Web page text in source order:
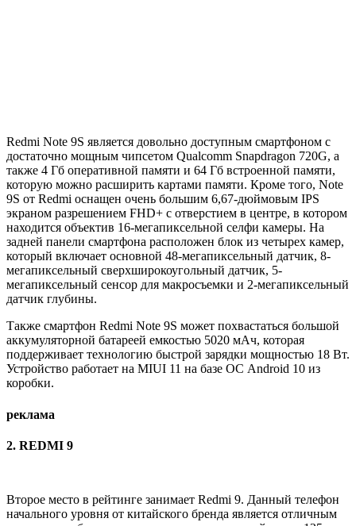
Redmi Note 9S является довольно доступным смартфоном с
достаточно мощным чипсетом Qualcomm Snapdragon 720G, а
также 4 Гб оперативной памяти и 64 Гб встроенной памяти,
которую можно расширить картами памяти. Кроме того, Note
9S от Redmi оснащен очень большим 6,67-дюймовым IPS
экраном разрешением FHD+ с отверстием в центре, в котором
находится объектив 16-мегапиксельной селфи камеры. На
задней панели смартфона расположен блок из четырех камер,
который включает основной 48-мегапиксельный датчик, 8-
мегапиксельный сверхширокоугольный датчик, 5-
мегапиксельный сенсор для макросъемки и 2-мегапиксельный
датчик глубины.
Также смартфон Redmi Note 9S может похвастаться большой
аккумуляторной батареей емкостью 5020 мАч, которая
поддерживает технологию быстрой зарядки мощностью 18 Вт.
Устройство работает на MIUI 11 на базе ОС Android 10 из
коробки.
реклама
2. REDMI 9
Второе место в рейтинге занимает Redmi 9. Данный телефон
начального уровня от китайского бренда является отличным